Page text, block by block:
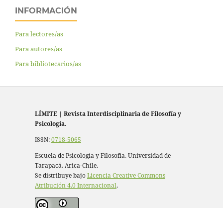
INFORMACIÓN
Para lectores/as
Para autores/as
Para bibliotecarios/as
LÍMITE | Revista Interdisciplinaria de Filosofía y
Psicología.
ISSN:0718-5065
Escuela de Psicología y Filosofía, Universidad de
Tarapacá, Arica-Chile.
Se distribuye bajoLicencia Creative Commons
Atribución 4.0 Internacional.